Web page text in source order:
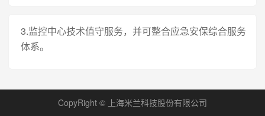
3.监控中心技术值守服务，并可整合应急安保综合服务
体系。
CopyRight © 上海米兰科技股份有限公司